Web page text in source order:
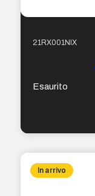
21RX001NIX
Esaurito
In arrivo